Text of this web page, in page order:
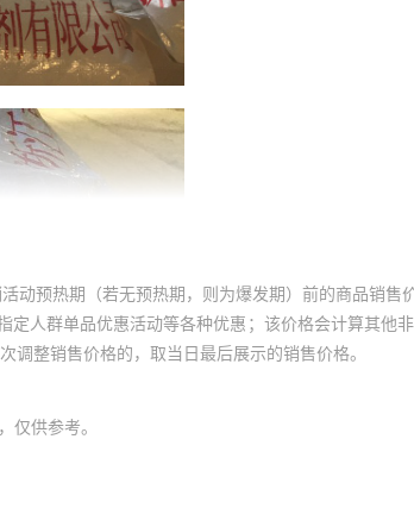
动预热期（若无预热期，则为爆发期）前的商品销售
人群单品优惠活动等各种优惠；该价格会计算其他
整销售价格的，取当日最后展示的销售价格。
供参考。